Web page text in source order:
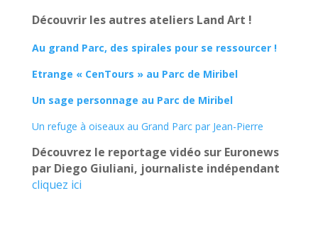
Découvrir les autres ateliers Land Art !
Au grand Parc, des spirales pour se ressourcer !
Etrange « CenTours » au Parc de Miribel
Un sage personnage au Parc de Miribel
Un refuge à oiseaux au Grand Parc par Jean-Pierre
Découvrez le reportage vidéo sur Euronews
par Diego Giuliani, journaliste indépendant
cliquez ici